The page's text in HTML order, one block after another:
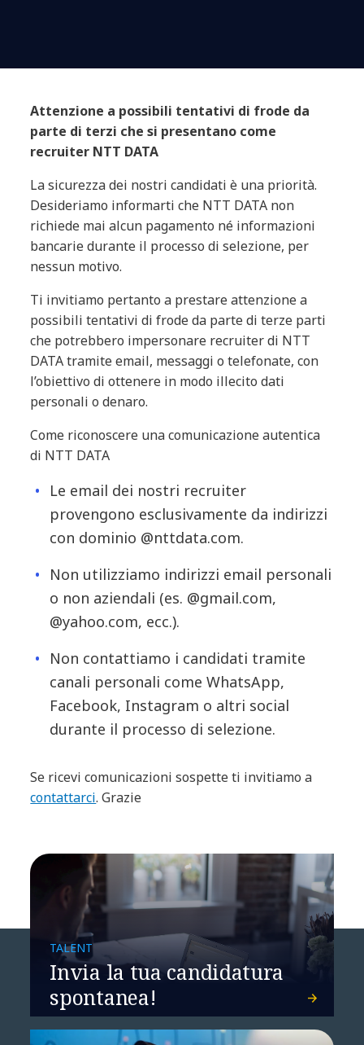
Innovation
L'INNOVAZIONE COME PARTE
INTEGRANTE DELLA NOSTRA AZIENDA
Attenzione a possibili tentativi di frode da
parte di terzi che si presentano come
recruiter NTT DATA
La sicurezza dei nostri candidati è una priorità.
Desideriamo informarti che NTT DATA non
richiede mai alcun pagamento né informazioni
bancarie durante il processo di selezione, per
nessun motivo.
Ti invitiamo pertanto a prestare attenzione a
possibili tentativi di frode da parte di terze parti
che potrebbero impersonare recruiter di NTT
DATA tramite email, messaggi o telefonate, con
l’obiettivo di ottenere in modo illecito dati
personali o denaro.
Come riconoscere una comunicazione autentica
di NTT DATA
Le email dei nostri recruiter
provengono esclusivamente da indirizzi
con dominio @nttdata.com.
Non utilizziamo indirizzi email personali
o non aziendali (es. @gmail.com,
@yahoo.com, ecc.).
Non contattiamo i candidati tramite
canali personali come WhatsApp,
Facebook, Instagram o altri social
durante il processo di selezione.
Se ricevi comunicazioni sospette ti invitiamo a
contattarci. Grazie
TALENT
Invia la tua candidatura
spontanea!